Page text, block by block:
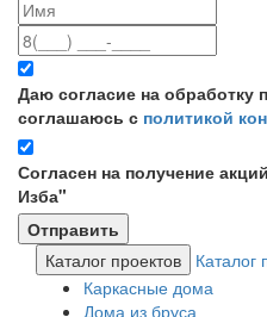
Даю согласие на обработку
соглашаюсь с политикой
Согласен на получение
Изба"
Каталог проектов
Каталог
Каркасные дома
Дома из бруса